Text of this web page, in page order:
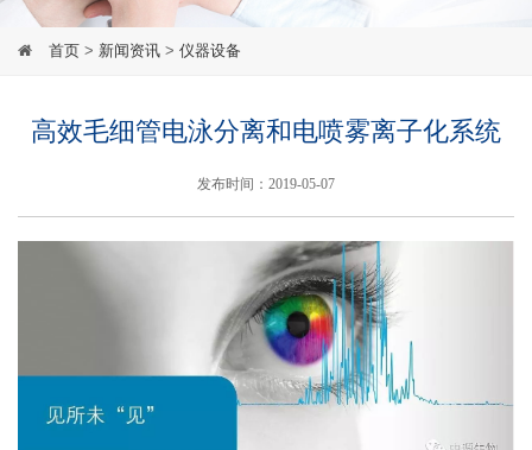
首页 > 新闻资讯 > 仪器设备
高效毛细管电泳分离和电喷雾离子化系统
发布时间：2019-05-07